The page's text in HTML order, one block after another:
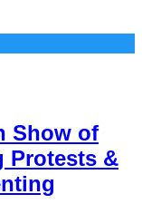
Show of
Protests &